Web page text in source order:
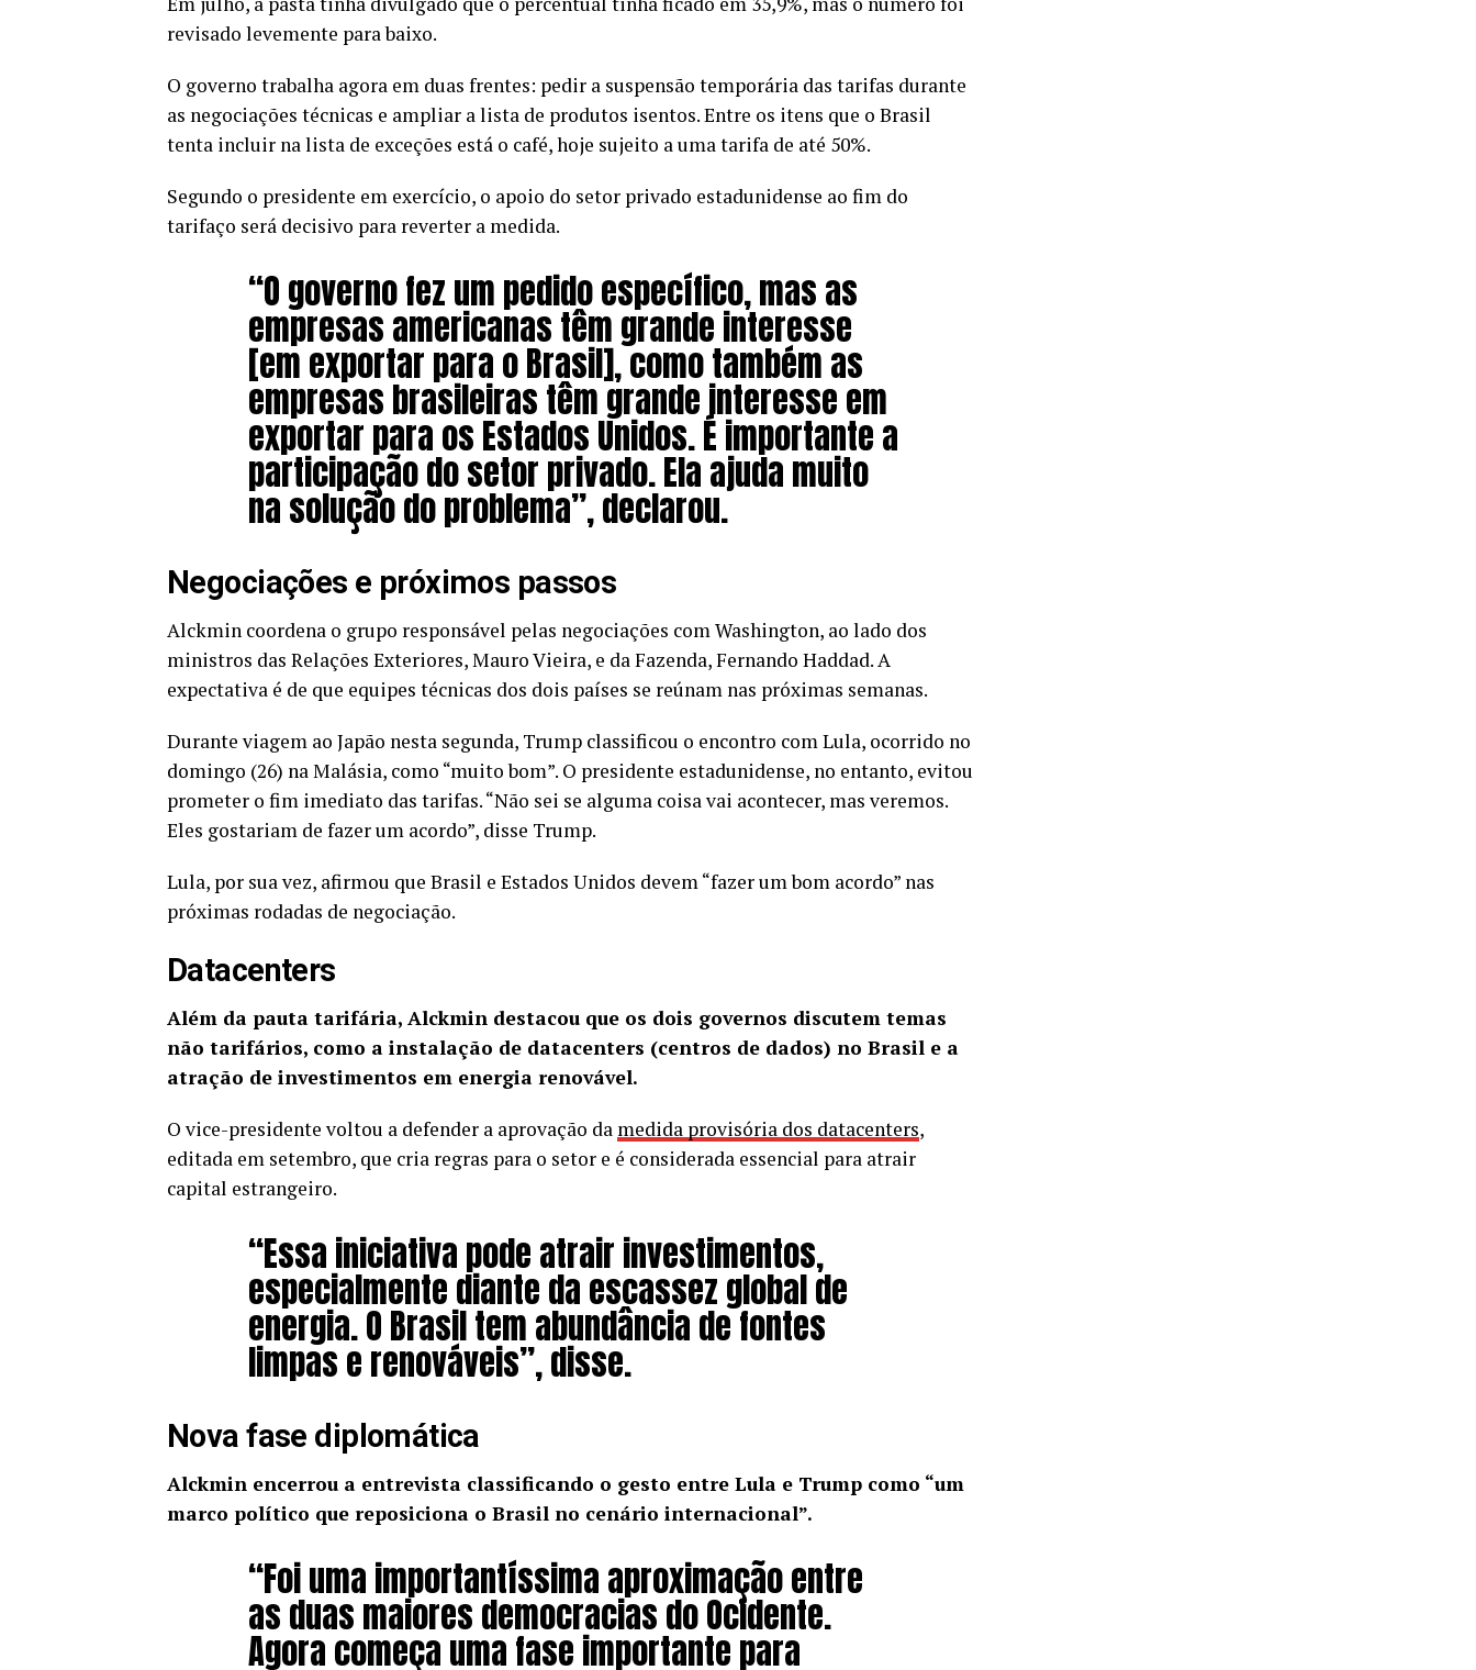
revisado levemente para baixo.
O governo trabalha agora em duas frentes: pedir a suspensão temporária das tarifas durante
as negociações técnicas e ampliar a lista de produtos isentos. Entre os itens que o Brasil
tenta incluir na lista de exceções está o café, hoje sujeito a uma tarifa de até 50%.
Segundo o presidente em exercício, o apoio do setor privado estadunidense ao fim do
tarifaço será decisivo para reverter a medida.
“O governo fez um pedido específico, mas as
empresas americanas têm grande interesse
[em exportar para o Brasil], como também as
empresas brasileiras têm grande interesse em
exportar para os Estados Unidos. É importante a
participação do setor privado. Ela ajuda muito
na solução do problema”, declarou.
Negociações e próximos passos
Alckmin coordena o grupo responsável pelas negociações com Washington, ao lado dos
ministros das Relações Exteriores, Mauro Vieira, e da Fazenda, Fernando Haddad. A
expectativa é de que equipes técnicas dos dois países se reúnam nas próximas semanas.
Durante viagem ao Japão nesta segunda, Trump classificou o encontro com Lula, ocorrido no
domingo (26) na Malásia, como “muito bom”. O presidente estadunidense, no entanto, evitou
prometer o fim imediato das tarifas. “Não sei se alguma coisa vai acontecer, mas veremos.
Eles gostariam de fazer um acordo”, disse Trump.
Lula, por sua vez, afirmou que Brasil e Estados Unidos devem “fazer um bom acordo” nas
próximas rodadas de negociação.
Datacenters
Além da pauta tarifária, Alckmin destacou que os dois governos discutem temas
não tarifários, como a instalação de datacenters (centros de dados) no Brasil e a
atração de investimentos em energia renovável.
O vice-presidente voltou a defender a aprovação da medida provisória dos datacenters,
editada em setembro, que cria regras para o setor e é considerada essencial para atrair
capital estrangeiro.
“Essa iniciativa pode atrair investimentos,
especialmente diante da escassez global de
energia. O Brasil tem abundância de fontes
limpas e renováveis”, disse.
Nova fase diplomática
Alckmin encerrou a entrevista classificando o gesto entre Lula e Trump como “um
marco político que reposiciona o Brasil no cenário internacional”.
“Foi uma importantíssima aproximação entre
as duas maiores democracias do Ocidente.
Agora começa uma fase importante para